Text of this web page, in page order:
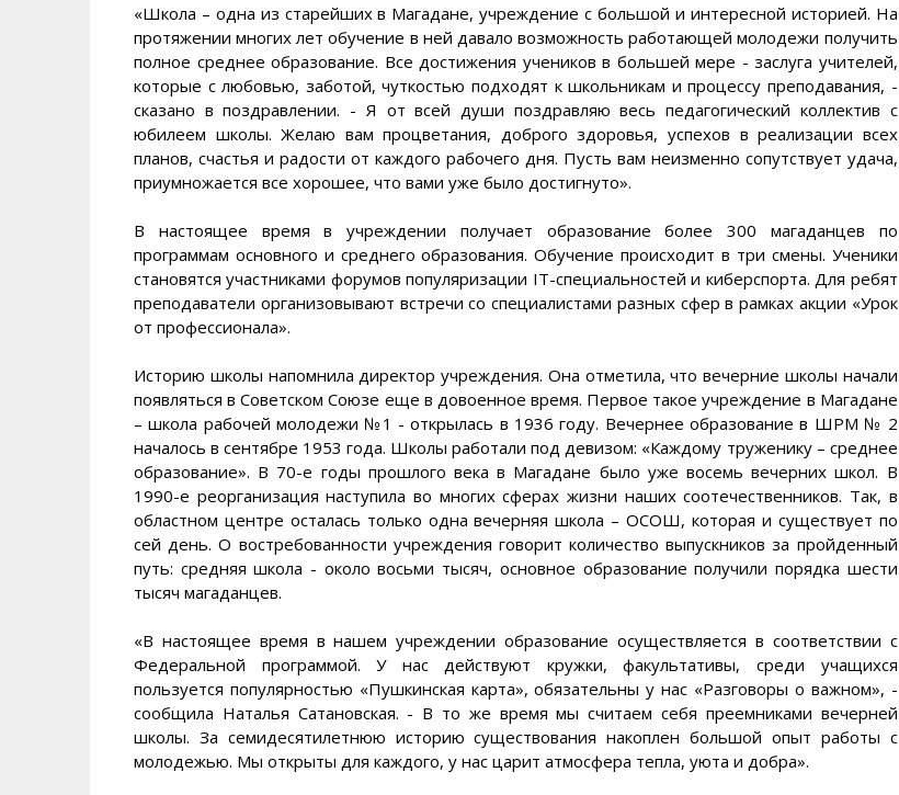
«Школа – одна из старейших в Магадане, учреждение с большой и интересной историей. На
протяжении многих лет обучение в ней давало возможность работающей молодежи получить
полное среднее образование. Все достижения учеников в большей мере - заслуга учителей,
которые с любовью, заботой, чуткостью подходят к школьникам и процессу преподавания, -
сказано в поздравлении. - Я от всей души поздравляю весь педагогический коллектив с
юбилеем школы. Желаю вам процветания, доброго здоровья, успехов в реализации всех
планов, счастья и радости от каждого рабочего дня. Пусть вам неизменно сопутствует удача,
приумножается все хорошее, что вами уже было достигнуто».
В настоящее время в учреждении получает образование более 300 магаданцев по
программам основного и среднего образования. Обучение происходит в три смены. Ученики
становятся участниками форумов популяризации IT-специальностей и киберспорта. Для ребят
преподаватели организовывают встречи со специалистами разных сфер в рамках акции «Урок
от профессионала».
Историю школы напомнила директор учреждения. Она отметила, что вечерние школы начали
появляться в Советском Союзе еще в довоенное время. Первое такое учреждение в Магадане
– школа рабочей молодежи №1 - открылась в 1936 году. Вечернее образование в ШРМ № 2
началось в сентябре 1953 года. Школы работали под девизом: «Каждому труженику – среднее
образование». В 70-е годы прошлого века в Магадане было уже восемь вечерних школ. В
1990-е реорганизация наступила во многих сферах жизни наших соотечественников. Так, в
областном центре осталась только одна вечерняя школа – ОСОШ, которая и существует по
сей день. О востребованности учреждения говорит количество выпускников за пройденный
путь: средняя школа - около восьми тысяч, основное образование получили порядка шести
тысяч магаданцев.
«В настоящее время в нашем учреждении образование осуществляется в соответствии с
Федеральной программой. У нас действуют кружки, факультативы, среди учащихся
пользуется популярностью «Пушкинская карта», обязательны у нас «Разговоры о важном», -
сообщила Наталья Сатановская. - В то же время мы считаем себя преемниками вечерней
школы. За семидесятилетнюю историю существования накоплен большой опыт работы с
молодежью. Мы открыты для каждого, у нас царит атмосфера тепла, уюта и добра».